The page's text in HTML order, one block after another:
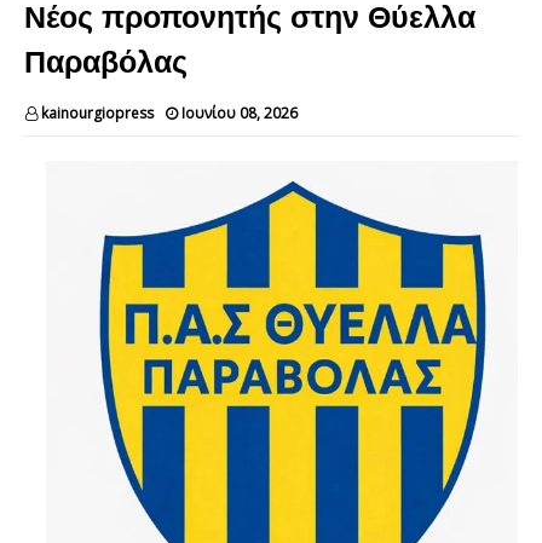
Νέος προπονητής στην Θύελλα
Παραβόλας
kainourgiopress Ιουνίου 08, 2026